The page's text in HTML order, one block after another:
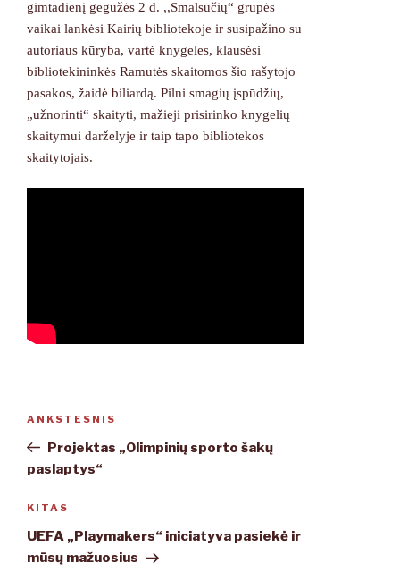
gimtadienį gegužės 2 d. ,,Smalsučių“ grupės
vaikai lankėsi Kairių bibliotekoje ir susipažino su
autoriaus kūryba, vartė knygeles, klausėsi
bibliotekininkės Ramutės skaitomos šio rašytojo
pasakos, žaidė biliardą. Pilni smagių įspūdžių,
„užnorinti“ skaityti, mažieji prisirinko knygelių
skaitymui darželyje ir taip tapo bibliotekos
skaitytojais.
Navigacija
įrašų
Ankstesnis
įrašas
ANKSTESNIS
Projektas „Olimpinių sporto šakų
paslaptys“
Kitas
įrašas
KITAS
UEFA „Playmakers“ iniciatyva pasiekė ir
mūsų mažuosius